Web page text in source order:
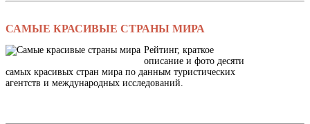
САМЫЕ КРАСИВЫЕ СТРАНЫ МИРА
Рейтинг, краткое
описание и фото десяти
самых красивых стран мира по данным туристических
агентств и международных исследований.